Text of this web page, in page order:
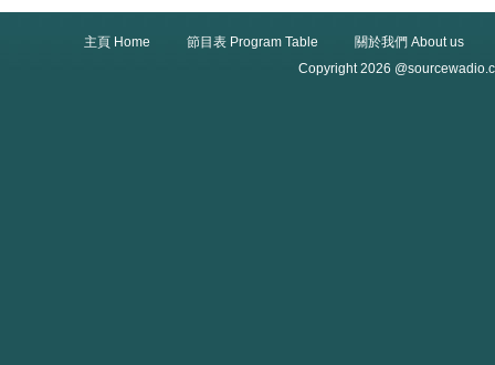
主頁 Home 節目表 Program Table
關於我們 About us
Copyright 2026